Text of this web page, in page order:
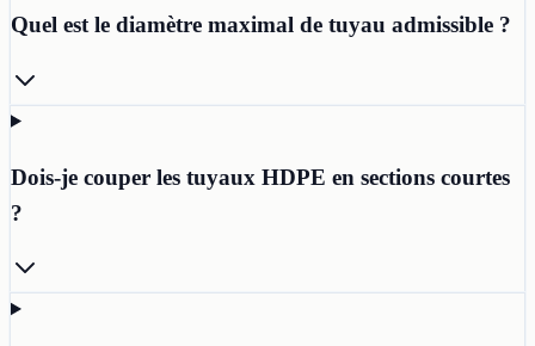
Quel est le diamètre maximal de tuyau admissible ?
Dois-je couper les tuyaux HDPE en sections courtes
?